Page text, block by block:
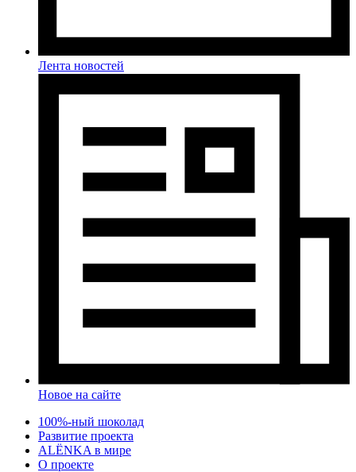
Лента новостей
Новое на сайте
100%-ный шоколад
Развитие проекта
ALЁNKA в мире
О проекте